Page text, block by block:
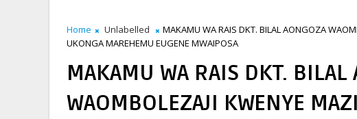
Home Unlabelled
MAKAMU WA RAIS DKT. BILAL AONGOZA
UKONGA MAREHEMU EUGENE MWAIPOSA
MAKAMU WA RAIS DKT. BILAL
WAOMBOLEZAJI KWENYE